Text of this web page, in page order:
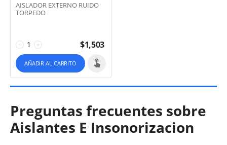
AISLADOR EXTERNO RUIDO
TORPEDO
+
− $1,503
AÑADIR AL CARRITO
Preguntas frecuentes sobre
Aislantes E Insonorizacion